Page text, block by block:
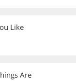
Like
Are